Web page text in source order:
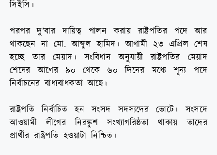
সিইসি।
পরপর দু’বার দায়িত্ব পালন করায় রাষ্ট্রপতির পদে আর
থাকছেন না মো. আব্দুল হামিদ। আগামী ২৩ এপ্রিল শেষ
হচ্ছে তার মেয়াদ। সংবিধান অনুযায়ী রাষ্ট্রপতির মেয়াদ
শেষের আগের ৯০ থেকে ৬০ দিনের মধ্যে শূন্য পদে
নির্বাচনের বাধ্যবাধকতা আছে।
রাষ্ট্রপতি নির্বাচিত হন সংসদ সদস্যদের ভোটে। সংসদে
আওয়ামী লীগের নিরঙ্কুশ সংখ্যাগরিষ্ঠতা থাকায় তাদের
প্রার্থীর রাষ্ট্রপতি হওয়াটা নিশ্চিত।